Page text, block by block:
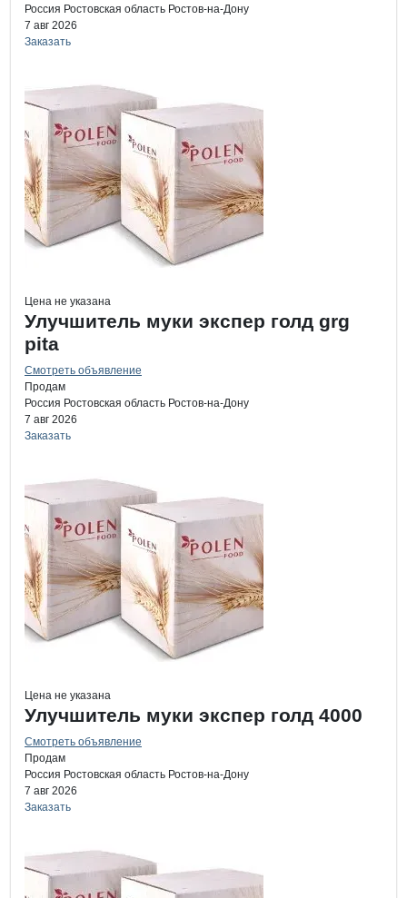
Россия Ростовская область Ростов-на-Дону
7 авг 2026
Заказать
Цена не указана
Улучшитель муки экспер голд grg
pita
Смотреть объявление
Продам
Россия Ростовская область Ростов-на-Дону
7 авг 2026
Заказать
Цена не указана
Улучшитель муки экспер голд 4000
Смотреть объявление
Продам
Россия Ростовская область Ростов-на-Дону
7 авг 2026
Заказать